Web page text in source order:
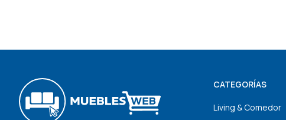
CATEGORÍAS
Living & Comedor